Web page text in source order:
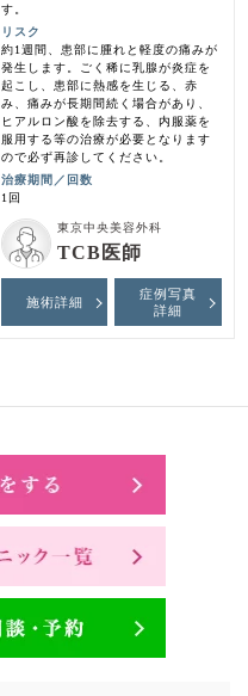
す。
リスク
約1週間、患部に腫れと軽度の痛みが
発生します。ごく稀に乳腺が炎症を
起こし、患部に熱感を生じる、赤
み、痛みが長期間続く場合があり、
ヒアルロン酸を除去する、内服薬を
服用する等の治療が必要となります
ので必ず再診してください。
治療期間／回数
1回
東京中央美容外科
TCB医師
施術詳細
症例写真
詳細